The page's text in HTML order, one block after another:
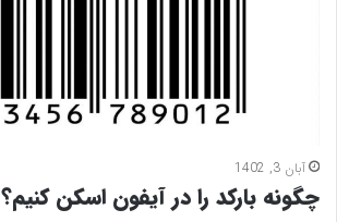
آبان 3, 1402
چگونه بارکد را در آیفون اسکن کنیم؟